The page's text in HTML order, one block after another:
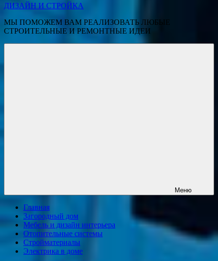
ДИЗАЙН И СТРОЙКА
МЫ ПОМОЖЕМ ВАМ РЕАЛИЗОВАТЬ ЛЮБЫЕ
СТРОИТЕЛЬНЫЕ И РЕМОНТНЫЕ ИДЕИ
Меню
Главная
Загородный дом
Мебель и дизайн интерьера
Отопительные системы
Стройматериалы
Электрика в доме